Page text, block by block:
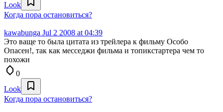
Look
Когда пора остановиться?
kawabunga Jul 2 2008 at 04:39
Это ваще то была цитата из трейлера к фильму Особо
Опасен!, так как месседжи фильма и топикстартера чем то
похожи
0
Look
Когда пора остановиться?